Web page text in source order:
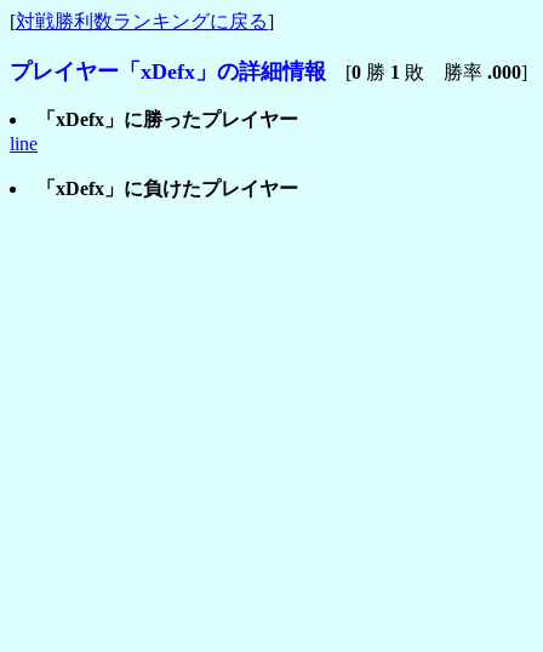
[対戦勝利数ランキングに戻る]
プレイヤー「xDefx」の詳細情報 [0 勝 1 敗 勝率 .000]
「xDefx」に勝ったプレイヤー
line
「xDefx」に負けたプレイヤー